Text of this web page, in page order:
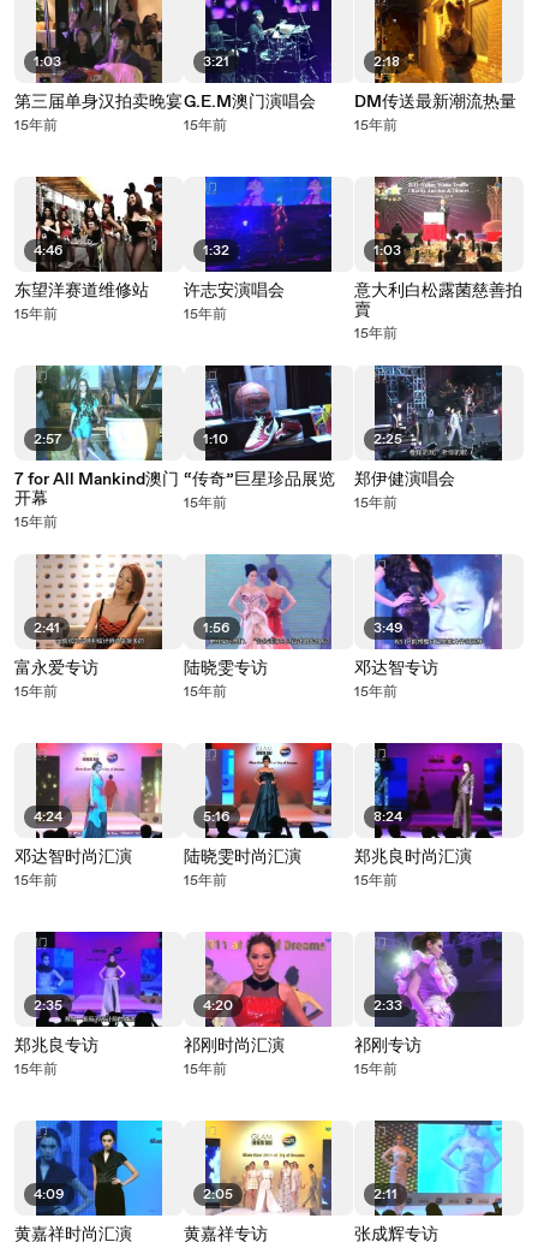
1:03
第三届单身汉拍卖晚宴
15年前
4:46
东望洋赛道维修站
15年前
2:57
7 for All Mankind澳门
开幕
15年前
2:41
富永爱专访
15年前
4:24
邓达智时尚汇演
15年前
2:35
郑兆良专访
15年前
4:09
黄嘉祥时尚汇演
3:21
G.E.M澳门演唱会
15年前
1:32
许志安演唱会
15年前
1:10
“传奇”巨星珍品展览
15年前
1:56
陆晓雯专访
15年前
5:16
陆晓雯时尚汇演
15年前
4:20
祁刚时尚汇演
15年前
2:05
黄嘉祥专访
2:18
DM传送最新潮流热量
15年前
1:03
意大利白松露菌慈善拍
賣
15年前
2:25
郑伊健演唱会
15年前
3:49
邓达智专访
15年前
8:24
郑兆良时尚汇演
15年前
2:33
祁刚专访
15年前
2:11
张成辉专访